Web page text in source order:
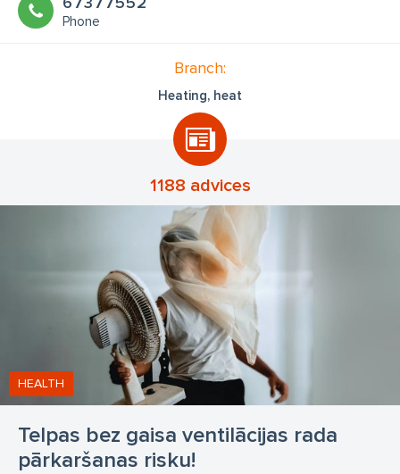
Phone
Branch:
Heating, heat
1188 advices
Telpas bez gaisa ventilācijas rada
pārkaršanas risku!
HEALTH